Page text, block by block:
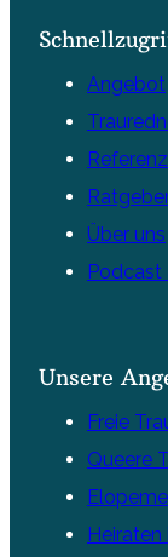
Angebot
Über uns
Podcast
Unsere
Freie
Queere